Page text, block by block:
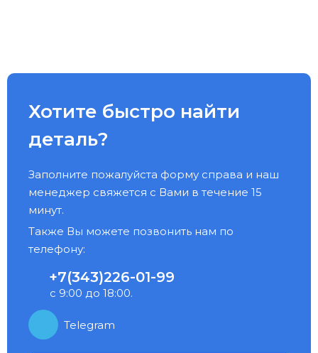
Хотите быстро найти
деталь?
Заполните пожалуйста форму справа и наш
менеджер свяжется с Вами в течение 15
минут.
Также Вы можете позвонить нам по
телефону:
+7(343)226-01-99
с 9:00 до 18:00.
Telegram